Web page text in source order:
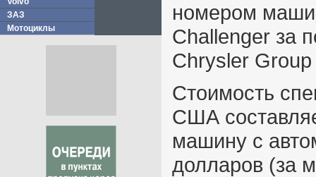
ЗАЗ
Мотоциклы
номером
Challenger за
Chrysler
Стоимость
США
машину с
долларов (за